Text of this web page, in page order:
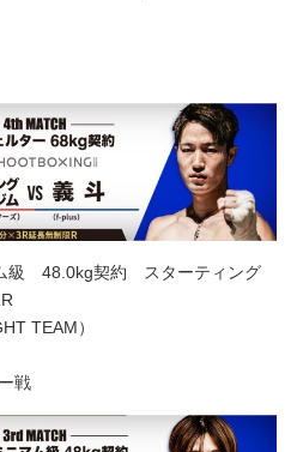
級 48.0kg契約 スターティング
TEAM）
戦